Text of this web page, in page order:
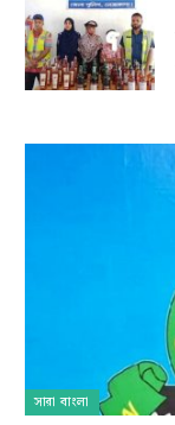
সারা বাংলা